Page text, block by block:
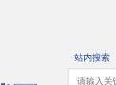
站内搜索